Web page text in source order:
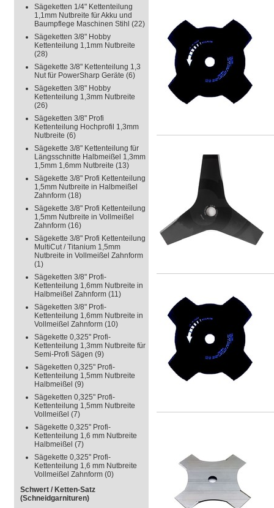
Sägeketten 1/4" Kettenteilung
1,1mm Nutbreite für Akku und
Baumpflege Maschinen Stihl (22)
Sägeketten 3/8" Hobby
Kettenteilung 1,1mm Nutbreite
(28)
Sägekette 3/8" Kettenteilung 1,3
Nut für PowerSharp Geräte (6)
Sägeketten 3/8" Hobby
Kettenteilung 1,3mm Nutbreite
(26)
Sägeketten 3/8" Profi
Kettenteilung Hochprofil 1,3mm
Nutbreite (6)
Sägekette 3/8" Kettenteilung für
Längsschnitte Halbmeißel 1,3mm
1,5mm 1,6mm Nutbreite (13)
Sägekette 3/8" Profi Kettenteilung
1,5mm Nutbreite in Halbmeißel
Zahnform (18)
Sägekette 3/8" Profi Kettenteilung
1,5mm Nutbreite in Vollmeißel
Zahnform (16)
Sägekette 3/8" Profi Kettenteilung
MultiCut / Titanium 1,5mm
Nutbreite in Vollmeißel Zahnform
(1)
Sägeketten 3/8" Profi-
Kettenteilung 1,6mm Nutbreite in
Halbmeißel Zahnform (11)
Sägeketten 3/8" Profi-
Kettenteilung 1,6mm Nutbreite in
Vollmeißel Zahnform (10)
Sägekette 0,325" Profi-
Kettenteilung 1,3mm Nutbreite für
Semi-Profi Sägen (9)
Sägeketten 0,325" Profi-
Kettenteilung 1,5mm Nutbreite
Halbmeißel (9)
Sägeketten 0,325" Profi-
Kettenteilung 1,5mm Nutbreite
Vollmeißel (7)
Sägekette 0,325" Profi-
Kettenteilung 1,6 mm Nutbreite
Halbmeißel (7)
Sägekette 0,325" Profi-
Kettenteilung 1,6 mm Nutbreite
Vollmeißel Zahnform (0)
Schwert / Ketten-Satz
(Schneidgarnituren)